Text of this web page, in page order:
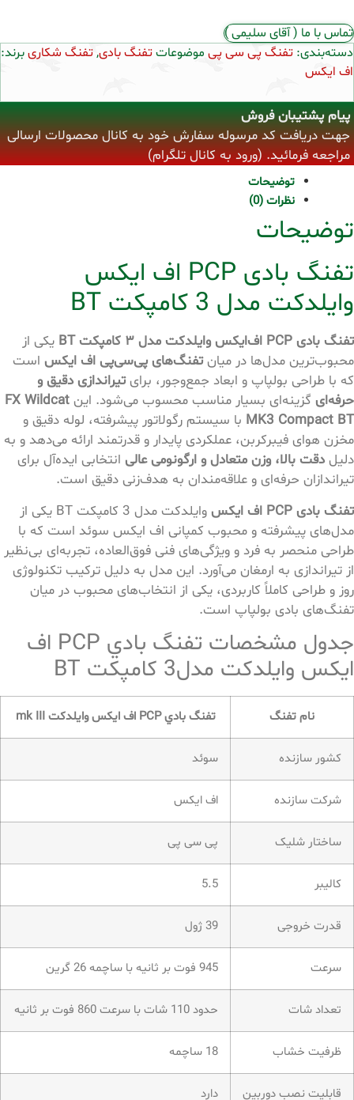
تماس با ما ( آقای سلیمی )
دسته‌بندی: تفنگ پی سی پی موضوعاتتفنگ بادی,تفنگ شکاریبرند:
اف ایکس
پیام پشتیبان فروش
جهت دریافت کد مرسوله سفارش خود به کانال محصولات ارسالی
مراجعه فرمائید. (ورود به کانال تلگرام)
توضیحات
نظرات (0)
توضیحات
تفنگ بادی PCP اف ایکس
وایلدکت مدل 3 کامپکت BT
تفنگ بادی PCP اف‌ایکس وایلدکت مدل ۳ کامپکت BT
یکی از
محبوب‌ترین مدل‌ها در میانتفنگ‌های پی‌سی‌پی اف ایکس است
که با طراحی بولپاپ و ابعاد جمع‌وجور، برایتیراندازی دقیق و
حرفه‌ای گزینه‌ای بسیار مناسب محسوب می‌شود. این FX Wildcat
MK3 Compact BT با سیستم رگولاتور پیشرفته، لوله دقیق و
مخزن هوای فیبرکربن، عملکردی پایدار و قدرتمند ارائه می‌دهد و به
دلیل دقت بالا، وزن متعادل و ارگونومی عالی انتخابی ایده‌آل برای
تیراندازان حرفه‌ای و علاقه‌مندان به هدف‌زنی دقیق است.
تفنگ بادی PCP اف ایکس
وایلدکت مدل 3 کامپکت BT یکی از
مدل‌های پیشرفته و محبوب کمپانی اف ایکس سوئد است که با
طراحی منحصر به فرد و ویژگی‌های فنی فوق‌العاده، تجربه‌ای بی‌نظیر
از تیراندازی به ارمغان می‌آورد. این مدل به دلیل ترکیب تکنولوژی
روز و طراحی کاملاً کاربردی، یکی از انتخاب‌های محبوب در میان
تفنگ‌های بادی بولپاپ است.
جدول مشخصات تفنگ بادي PCP اف
ايكس وايلدكت مدل3 کامپکت BT
نام تفنگ تفنگ بادي PCP اف ايكس وايلدكت mk III
کشور سازنده سوئد
شرکت سازنده اف ایکس
ساختار شلیک پی سی پی
کالیبر 5.5
قدرت خروجی 39 ژول
سرعت 945 فوت بر ثانیه با ساچمه 26 گرین
تعداد شات حدود 110 شات با سرعت 860 فوت بر ثانیه
ظرفیت خشاب 18 ساچمه
قابلیت نصب دوربین دارد